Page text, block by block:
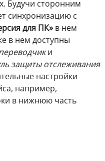
Будучи сторонним
синхронизацию с
для ПК» в нем
в нем доступны
и
защиты отслеживания
настройки
например,
в нижнюю часть